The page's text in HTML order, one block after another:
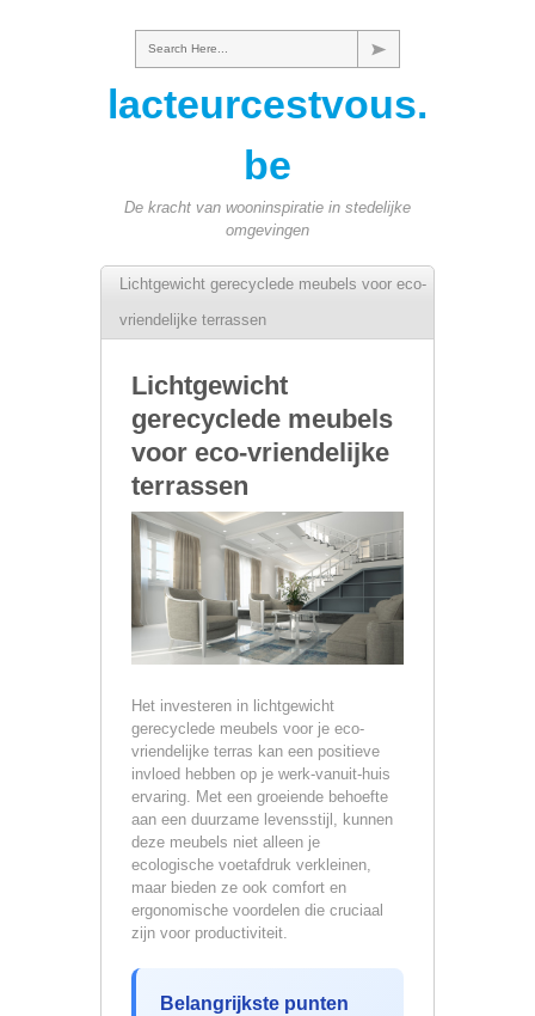
Search Here...
lacteurcestvous.
be
De kracht van wooninspiratie in stedelijke
omgevingen
Lichtgewicht gerecyclede meubels voor eco-
vriendelijke terrassen
Lichtgewicht
gerecyclede meubels
voor eco-vriendelijke
terrassen
Het investeren in lichtgewicht
gerecyclede meubels voor je eco-
vriendelijke terras kan een positieve
invloed hebben op je werk-vanuit-huis
ervaring. Met een groeiende behoefte
aan een duurzame levensstijl, kunnen
deze meubels niet alleen je
ecologische voetafdruk verkleinen,
maar bieden ze ook comfort en
ergonomische voordelen die cruciaal
zijn voor productiviteit.
Belangrijkste punten